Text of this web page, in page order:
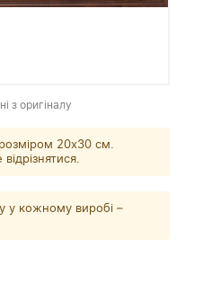
з оригіналу
20x30 см.
у кожному виробі –